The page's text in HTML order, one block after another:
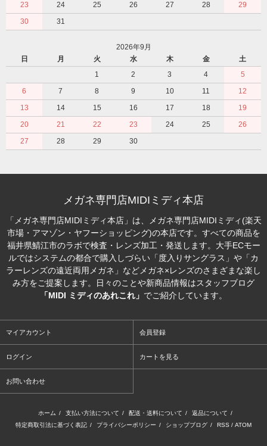
23
24 25 26 27 28
29
30
31
2026年9月
日
月 火 水 木 金
土
1
2 3 4
5
6
7 8 9 10 11
12
13
14 15 16 17 18
19
20
21 22 23 24 25
26
27
28 29 30
メガネ専門店MIDIミディ本店
「メガネ専門店MIDIミディ本店」は、メガネ専門店MIDIミディ(楽天
市場・アマゾン・ヤフーショッピング)の本店です。すべての商品を
福井県鯖江市のラボで検査・レンズ加工・発送します。大手ECモー
ルではシステムの都合で購入しづらい「度入りサングラス」や「カ
ラーレンズの遠近両用メガネ」などメガネ×レンズのさまざまな楽し
み方をご提案します。日々のことや新商品情報はスタッフブログ
「MIDI ミディのあれこれ」 でご紹介しています。
マイアカウント 会員登録
ログイン カートを見る
お問い合わせ
ホーム / 支払い方法について / 配送・送料について / 返品について /
特定商取引法に基づく表記 / プライバシーポリシー / ショップブログ / RSS / ATOM